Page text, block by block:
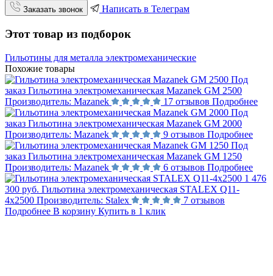
Заказать звонок Написать в Телеграм
Этот товар из подборок
Гильотины для металла электромеханические
Похожие товары
Под
заказ Гильотина электромеханическая Mazanek GM 2500
Производитель: Mazanek 17 отзывов Подробнее
Под
заказ Гильотина электромеханическая Mazanek GM 2000
Производитель: Mazanek 9 отзывов Подробнее
Под
заказ Гильотина электромеханическая Mazanek GM 1250
Производитель: Mazanek 6 отзывов Подробнее
1 476
300 руб. Гильотина электромеханическая STALEX Q11-
4x2500 Производитель: Stalex
7 отзывов
Подробнее В корзину Купить в 1 клик